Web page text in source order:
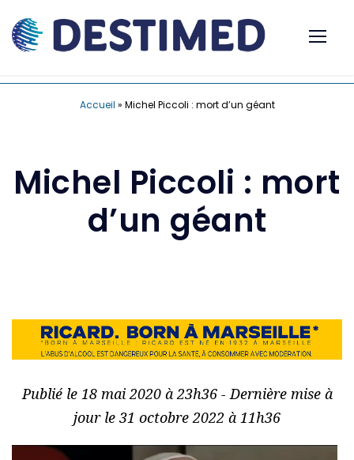
Accueil » Michel Piccoli : mort d’un géant
Michel Piccoli : mort
d’un géant
Publié le 18 mai 2020 à 23h36 - Dernière mise à
jour le 31 octobre 2022 à 11h36